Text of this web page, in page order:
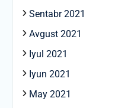
Sentabr 2021
Avgust 2021
Iyul 2021
Iyun 2021
May 2021